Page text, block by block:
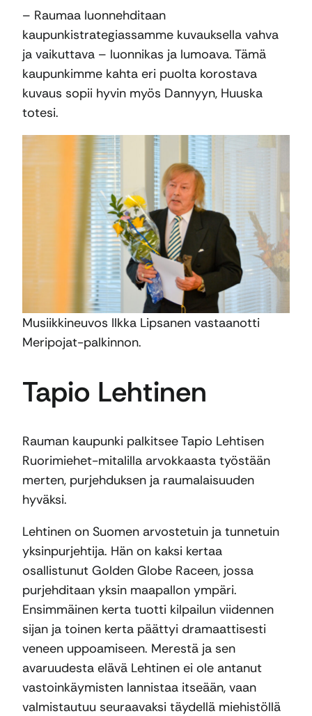
– Raumaa luonnehditaan
kaupunkistrategiassamme kuvauksella vahva
ja vaikuttava – luonnikas ja lumoava. Tämä
kaupunkimme kahta eri puolta korostava
kuvaus sopii hyvin myös Dannyyn, Huuska
totesi.
Musiikkineuvos Ilkka Lipsanen vastaanotti
Meripojat-palkinnon.
Tapio Lehtinen
Rauman kaupunki palkitsee Tapio Lehtisen
Ruorimiehet-mitalilla arvokkaasta työstään
merten, purjehduksen ja raumalaisuuden
hyväksi.
Lehtinen on Suomen arvostetuin ja tunnetuin
yksinpurjehtija. Hän on kaksi kertaa
osallistunut Golden Globe Raceen, jossa
purjehditaan yksin maapallon ympäri.
Ensimmäinen kerta tuotti kilpailun viidennen
sijan ja toinen kerta päättyi dramaattisesti
veneen uppoamiseen. Merestä ja sen
avaruudesta elävä Lehtinen ei ole antanut
vastoinkäymisten lannistaa itseään, vaan
valmistautuu seuraavaksi täydellä miehistöllä